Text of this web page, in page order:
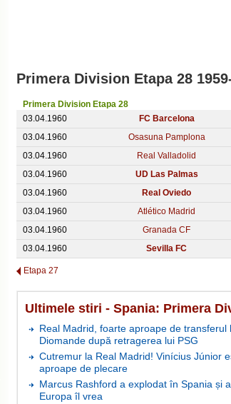
Primera Division Etapa 28
Primera Division Etapa 28
03.04.1960
FC Barcelona
03.04.1960
Osasuna Pamplona
03.04.1960
Real Valladolid
03.04.1960
UD Las Palmas
03.04.1960
Real Oviedo
03.04.1960
Atlético Madrid
03.04.1960
Granada CF
03.04.1960
Sevilla FC
Etapa 27
Ultimele stiri - Spania: Primera
Real Madrid, foarte aproape de transferul
Diomande după retragerea lui PSG
Cutremur la Real Madrid! Vinícius Júnior
aproape de plecare
Marcus Rashford a explodat în Spania și
Europa îl vrea